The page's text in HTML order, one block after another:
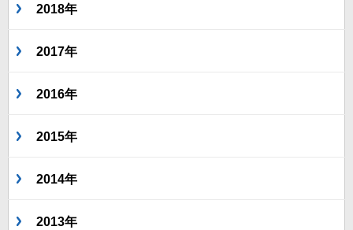
2018年
2017年
2016年
2015年
2014年
2013年